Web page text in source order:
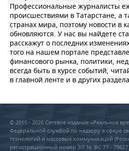
Профессиональные журналисты
происшествиями в Татарстане, а
странах мира, поэтому новости в
обновляются. У нас вы найдете
расскажут о последних
того на нашем портале
финансового рынка, политики,
всегда быть в курсе событий,
в главной ленте и в других
© 2015 - 2026 Сетевое издание «Реальное
Федеральной службой по надзору в сфере
технологий и массовых коммуникаций
регистрационный номер ЭЛ № ФС 77 - 79627